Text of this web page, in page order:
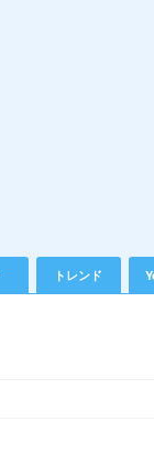
トレンド